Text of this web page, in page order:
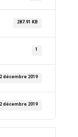
287.91 KB
1
décembre 2019
décembre 2019